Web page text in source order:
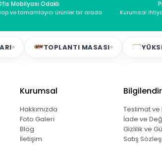
Mobilyası Odaklı
ve tamamlayıcı ürünler bir arada Kurumsal
TOPLANTI MASASI YÜKSEKLIK
Kurumsal
Hakkımızda
Foto Galeri
Blog
İletişim
Teslimat ve
İade ve
Gizlilik ve
Satış